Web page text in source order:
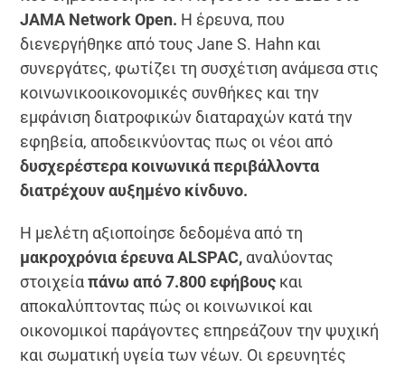
JAMA Network Open. Η έρευνα, που
διενεργήθηκε από τους Jane S. Hahn και
συνεργάτες, φωτίζει τη συσχέτιση ανάμεσα στις
κοινωνικοοικονομικές συνθήκες και την
εμφάνιση διατροφικών διαταραχών κατά την
εφηβεία, αποδεικνύοντας πως οι νέοι από
δυσχερέστερα κοινωνικά περιβάλλοντα
διατρέχουν αυξημένο κίνδυνο.
Η μελέτη αξιοποίησε δεδομένα από τη
μακροχρόνια έρευνα ALSPAC, αναλύοντας
στοιχείαπάνω από 7.800 εφήβους και
αποκαλύπτοντας πώς οι κοινωνικοί και
οικονομικοί παράγοντες επηρεάζουν την ψυχική
και σωματική υγεία των νέων. Οι ερευνητές